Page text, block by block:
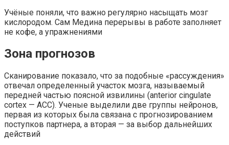
Учёные поняли, что важно регулярно насыщать мозг
кислородом. Сам Медина перерывы в работе заполняет
не кофе, а упражнениями
Зона прогнозов
Сканирование показало, что за подобные «рассуждения»
отвечал определенный участок мозга, называемый
передней частью поясной извилины (anterior cingulate
cortex — ACC). Ученые выделили две группы нейронов,
первая из которых была связана с прогнозированием
поступков партнера, а вторая — за выбор дальнейших
действий